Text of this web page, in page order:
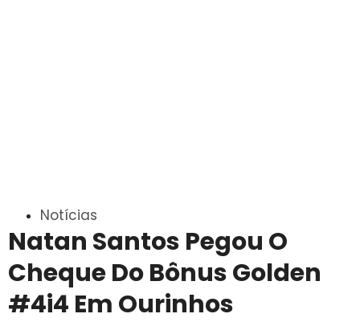
Notícias
Natan Santos Pegou O
Cheque Do Bônus Golden
#4i4 Em Ourinhos